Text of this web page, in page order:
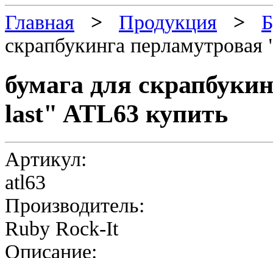
Главная > Продукция >
скрапбукинга
бумага для
last" ATL63 купить
Артикул:
atl63
Производитель:
Ruby Rock-It
Описание: